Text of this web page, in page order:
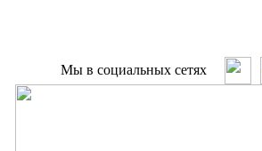
Мы в социальных сетях